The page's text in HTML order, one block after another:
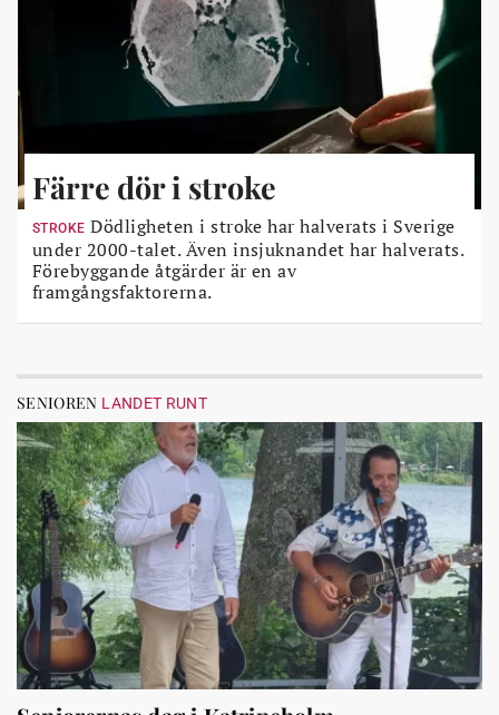
Färre dör i stroke
STROKE Dödligheten i stroke har halverats i Sverige
under 2000-talet. Även insjuknandet har halverats.
Förebyggande åtgärder är en av
framgångsfaktorerna.
SENIOREN LANDET RUNT